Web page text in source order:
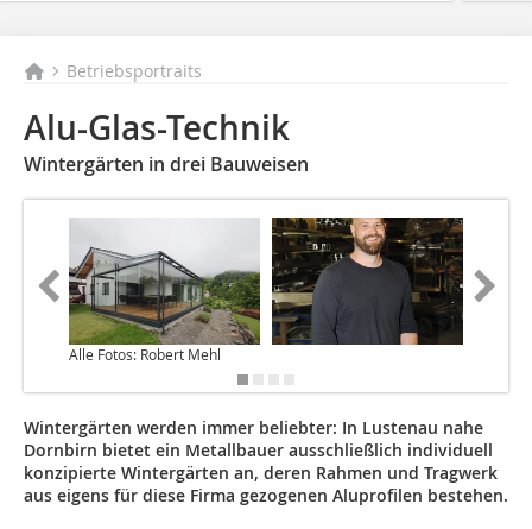
Betriebsportraits
Alu-Glas-Technik
Wintergärten in drei Bauweisen
Alle Fotos: Robert Mehl
Wintergärten werden immer beliebter: In Lustenau nahe
Dornbirn bietet ein Metallbauer ausschließlich individuell
konzipierte Wintergärten an, deren Rahmen und Tragwerk
aus eigens für diese Firma gezogenen Aluprofilen bestehen.